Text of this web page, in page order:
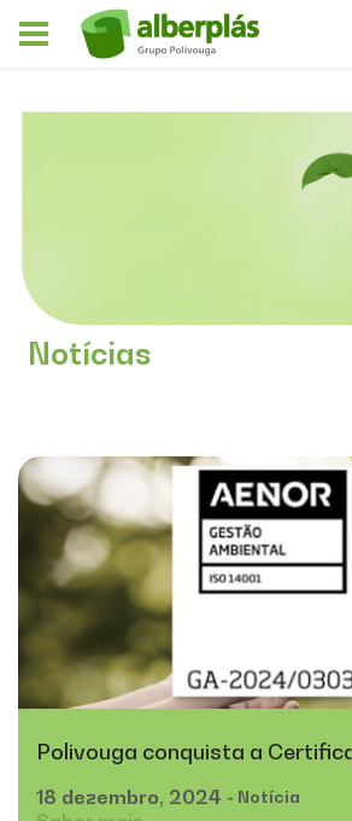
Notícias
Polivouga conquista a
18 dezembro, 2024 - Notícia